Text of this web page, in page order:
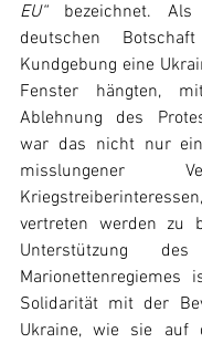
EU“ bezeichnet. Als
deutschen
Kundgebung eine
Fenster hängten,
Ablehnung des
war das nicht nur
misslungener
vertreten werden zu
Unterstützung des
Solidarität mit der
Ukraine, wie sie auf